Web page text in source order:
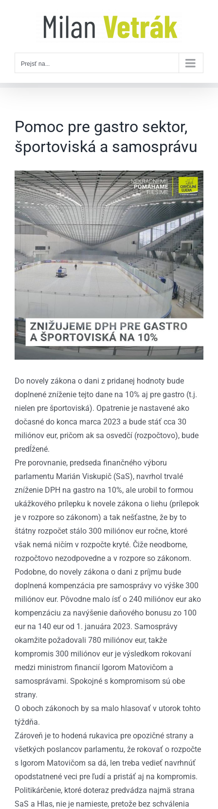
Prejsť na...
Pomoc pre gastro sektor,
športoviská a samosprávu
Zobraziť
väčší
obrázok
Do novely zákona o dani z pridanej hodnoty bude
doplnené zníženie tejto dane na 10% aj pre gastro (t.j.
nielen pre športoviská). Opatrenie je nastavené ako
dočasné do konca marca 2023 a bude stáť cca 30
miliónov eur, pričom ak sa osvedčí (rozpočtovo), bude
predĺžené.
Pre porovnanie, predseda finančného výboru
parlamentu Marián Viskupič (SaS), navrhol trvalé
zníženie DPH na gastro na 10%, ale urobil to formou
ukážkového prílepku k novele zákona o liehu (prílepok
je v rozpore so zákonom) a tak nešťastne, že by to
štátny rozpočet stálo 300 miliónov eur ročne, ktoré
však nemá ničím v rozpočte kryté. Čiže neodborne,
rozpočtovo nezodpovedne a v rozpore so zákonom.
Podobne, do novely zákona o dani z príjmu bude
doplnená kompenzácia pre samosprávy vo výške 300
miliónov eur. Pôvodne malo ísť o 240 miliónov eur ako
kompenzáciu za navýšenie daňového bonusu zo 100
eur na 140 eur od 1. januára 2023. Samosprávy
okamžite požadovali 780 miliónov eur, takže
kompromis 300 miliónov eur je výsledkom rokovaní
medzi ministrom financií Igorom Matovičom a
samosprávami. Spokojné s kompromisom sú obe
strany.
O oboch zákonoch by sa malo hlasovať v utorok tohto
týždňa.
Zároveň je to hodená rukavica pre opozičné strany a
všetkých poslancov parlamentu, že rokovať o rozpočte
s Igorom Matovičom sa dá, len treba vedieť navrhnúť
opodstatnené veci pre ľudí a pristáť aj na kompromis.
Politikárčenie, ktoré doteraz predvádza najmä strana
SaS a Hlas, nie je namieste, pretože bez schválenia